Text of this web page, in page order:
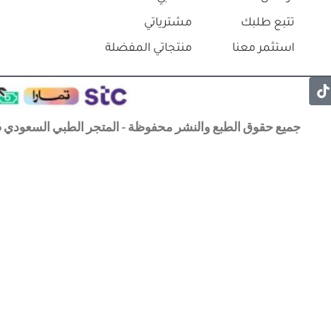
تتبع طلبك
استثمر معنا
مشترياتي
منتجاتي المفضلة
جميع حقوق الطبع والنشر محفوظة - المتجر الطبي السعودي 2026©